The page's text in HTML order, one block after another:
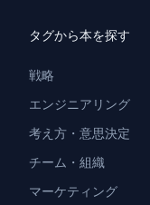
タグから本を探す
戦略
エンジニアリング
考え方・意思決定
チーム・組織
マーケティング